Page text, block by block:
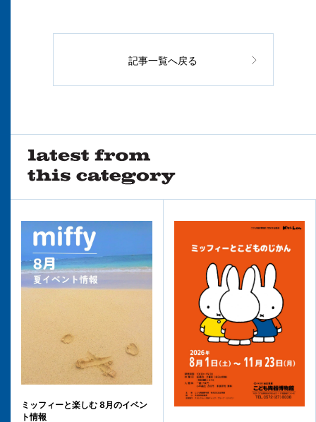
記事一覧へ戻る
ミッフィーと楽しむ 8月のイベン
ト情報